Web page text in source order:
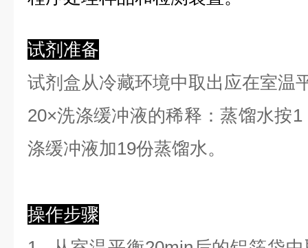
试剂准备
试剂盒从冷藏环境中取出应在室温
20×洗涤缓冲液的稀释：蒸馏水按
涤缓冲液加19份蒸馏水。
操作步骤